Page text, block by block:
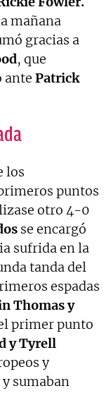
mañana
gracias a
, que
ante Patrick
los
puntos
otro 4-0
se encargó
sufrida en la
tanda del
espadas
Thomas y
primer punto
y Tyrell
y
sumaban